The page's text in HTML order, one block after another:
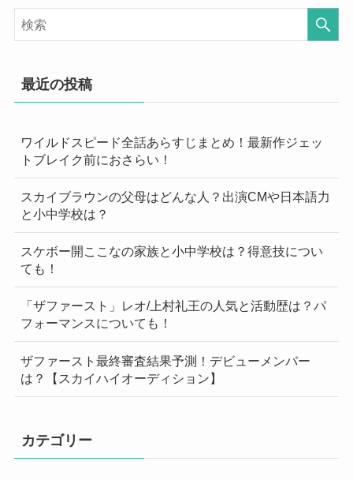
最近の投稿
ワイルドスピード全話あらすじまとめ！最新作ジェッ
トブレイク前におさらい！
スカイブラウンの父母はどんな人？出演CMや日本語力
と小中学校は？
スケボー開ここなの家族と小中学校は？得意技につい
ても！
「ザファースト」レオ/上村礼王の人気と活動歴は？パ
フォーマンスについても！
ザファースト最終審査結果予測！デビューメンバー
は？【スカイハイオーディション】
カテゴリー